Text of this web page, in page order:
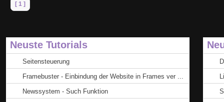
[ 1 ]
Neuste Tutorials
Seitensteuerung
Framebuster - Einbindung der Website in Frames ver ...
Newssystem - Such Funktion